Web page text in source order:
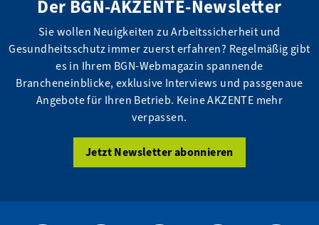
Der BGN-AKZENTE-Newsletter
Sie wollen Neuigkeiten zu Arbeitssicherheit und
Gesundheitsschutz immer zuerst erfahren? Regelmäßig gibt
es in Ihrem BGN-Webmagazin spannende
Brancheneinblicke, exklusive Interviews und passgenaue
Angebote für Ihren Betrieb. Keine AKZENTE mehr
verpassen.
Jetzt Newsletter abonnieren